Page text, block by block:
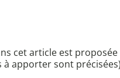
cet article est
apporter sont